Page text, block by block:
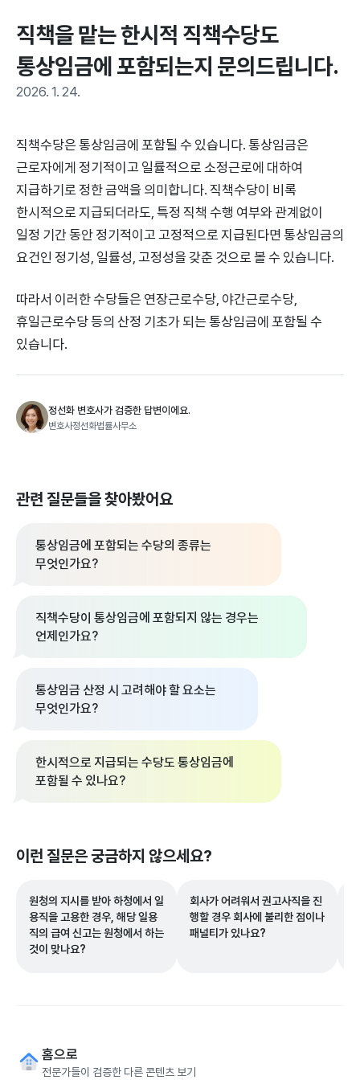
직책을 맡는 한시적 직책수당도
통상임금에 포함되는지 문의드립니다.
2026. 1. 24.
직책수당은 통상임금에 포함될 수 있습니다. 통상임금은
근로자에게 정기적이고 일률적으로 소정근로에 대하여
지급하기로 정한 금액을 의미합니다. 직책수당이 비록
한시적으로 지급되더라도, 특정 직책 수행 여부와 관계없이
일정 기간 동안 정기적이고 고정적으로 지급된다면 통상임금의
요건인 정기성, 일률성, 고정성을 갖춘 것으로 볼 수 있습니다.
따라서 이러한 수당들은 연장근로수당, 야간근로수당,
휴일근로수당 등의 산정 기초가 되는 통상임금에 포함될 수
있습니다.
정선화 변호사가 검증한 답변이에요.
변호사정선화법률사무소
관련 질문들을 찾아봤어요
통상임금에 포함되는 수당의 종류는
무엇인가요?
직책수당이 통상임금에 포함되지 않는 경우는
언제인가요?
통상임금 산정 시 고려해야 할 요소는
무엇인가요?
한시적으로 지급되는 수당도 통상임금에
포함될 수 있나요?
이런 질문은 궁금하지 않으세요?
원청의 지시를 받아 하청에서 일
용직을 고용한 경우, 해당 일용
직의 급여 신고는 원청에서 하는
것이 맞나요?
회사가 어려워서 권고사직을 진
행할 경우 회사에 불리한 점이나
패널티가 있나요?
홈으로
전문가들이 검증한 다른 콘텐츠 보기